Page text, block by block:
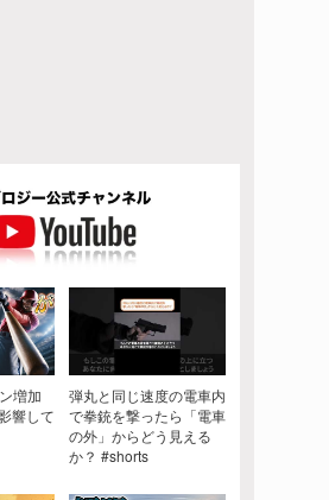
増加
響して
弾丸と同じ速度の電車内
で拳銃を撃ったら「電車
の外」からどう見える
か？ #shorts